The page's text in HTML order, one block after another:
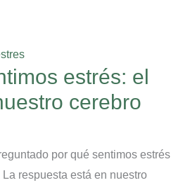
estrés: el
cerebro
por qué sentimos estrés
respuesta está en nuestro